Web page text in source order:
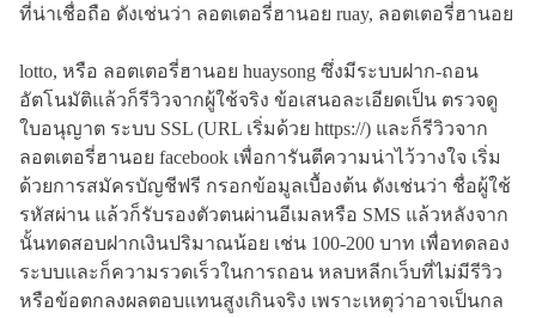
ที่น่าเชื่อถือ ดังเช่นว่า ลอตเตอรี่ฮานอย ruay, ลอตเตอรี่ฮานอย
lotto, หรือ ลอตเตอรี่ฮานอย huaysong ซึ่งมีระบบฝาก-ถอน
อัตโนมัติแล้วก็รีวิวจากผู้ใช้จริง ข้อเสนอละเอียดเป็น ตรวจดู
ใบอนุญาต ระบบ SSL (URL เริ่มด้วย https://) และก็รีวิวจาก
ลอตเตอรี่ฮานอย facebook เพื่อการันตีความน่าไว้วางใจ เริ่ม
ด้วยการสมัครบัญชีฟรี กรอกข้อมูลเบื้องต้น ดังเช่นว่า ชื่อผู้ใช้
รหัสผ่าน แล้วก็รับรองตัวตนผ่านอีเมลหรือ SMS แล้วหลังจาก
นั้นทดสอบฝากเงินปริมาณน้อย เช่น 100-200 บาท เพื่อทดลอง
ระบบและก็ความรวดเร็วในการถอน หลบหลีกเว็บที่ไม่มีรีวิว
หรือข้อตกลงผลตอบแทนสูงเกินจริง เพราะเหตุว่าอาจเป็นกล